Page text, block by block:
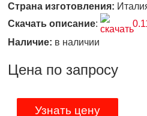
Страна изготовления:
Скачать описание:
Наличие: в наличии
Цена по запросу
Узнать цену